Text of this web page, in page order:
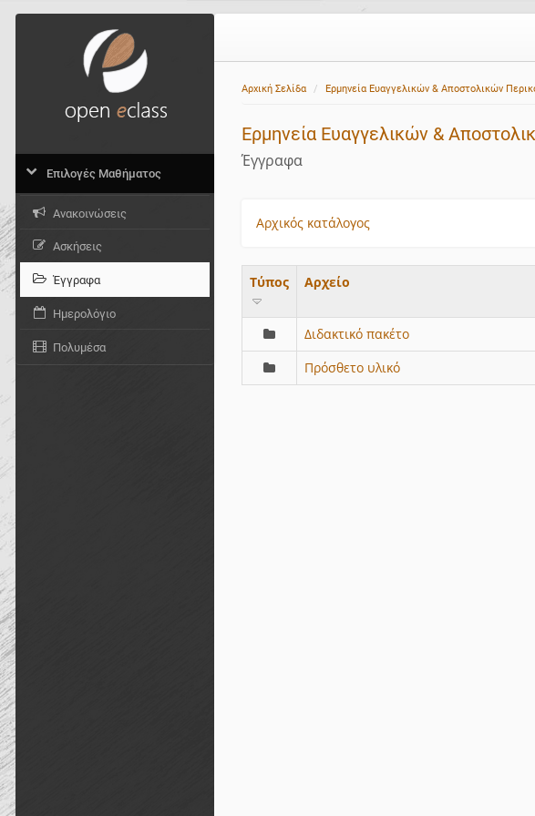
Αρχική Σελίδα Ερμηνεία Ευαγγελικών & Αποστολικών
Ερμηνεία Ευαγγελικών &
Έγγραφα
Αρχικός κατάλογος
Τύπος Aρχείο
Διδακτικό πακέτο
Πρόσθετο υλικό
Επιλογές Μαθήματος
Ανακοινώσεις
Ασκήσεις
Έγγραφα
Ημερολόγιο
Πολυμέσα